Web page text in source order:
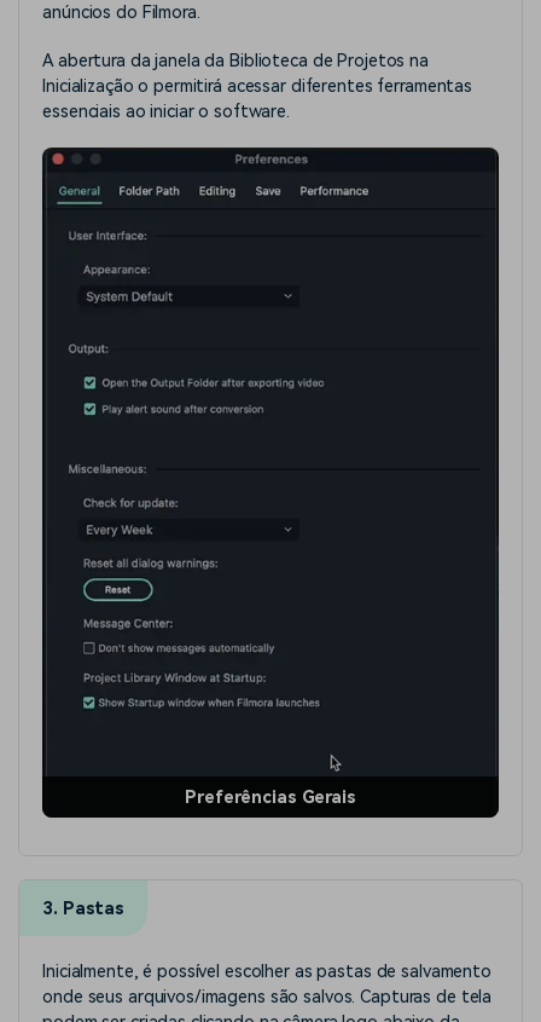
anúncios do Filmora.
A abertura da janela da Biblioteca de Projetos na
Inicialização o permitirá acessar diferentes ferramentas
essenciais ao iniciar o software.
Preferências Gerais
3. Pastas
Inicialmente, é possível escolher as pastas de salvamento
onde seus arquivos/imagens são salvos. Capturas de tela